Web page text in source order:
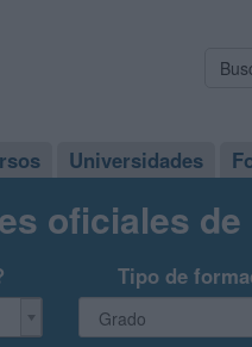
Universidades
oficiales de
Tipo de